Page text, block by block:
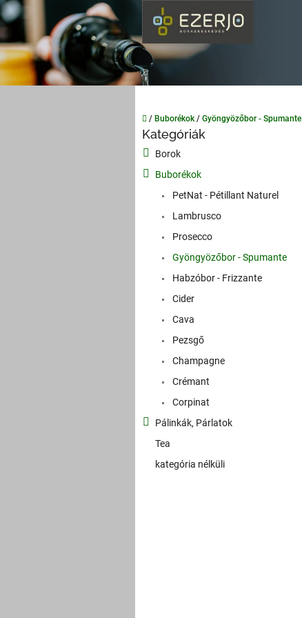
Ugrás
a
tartalomhoz
Kezdőlap
/ Buborékok / Gyöngyözőbor - Spumante
OKategóriák
átugrása
Kategóriák
Borok
Buborékok
PetNat - Pétillant Naturel
Lambrusco
Prosecco
Gyöngyözőbor - Spumante
Habzóbor - Frizzante
Cider
Cava
Pezsgő
Champagne
Crémant
Corpinat
Pálinkák, Párlatok
Tea
kategória nélküli